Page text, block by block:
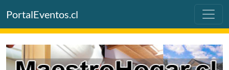
PortalEventos.cl